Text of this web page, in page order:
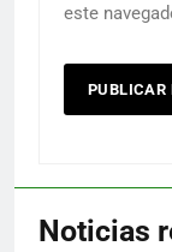
este
Noticias